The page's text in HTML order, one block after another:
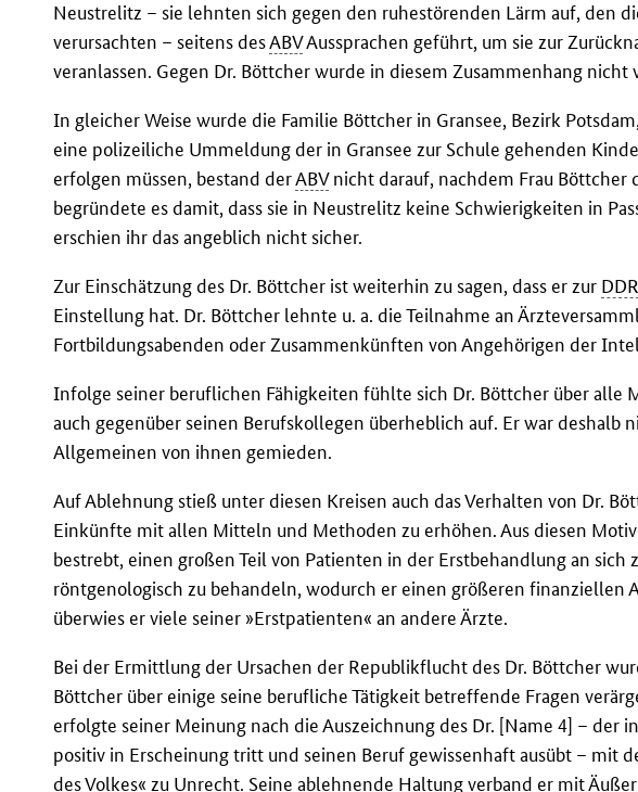
Neustrelitz – sie lehnten sich gegen den ruhestörenden Lärm auf, den
verursachten – seitens desABVAussprachen geführt, um sie zur
veranlassen. Gegen Dr. Böttcher wurde in diesem Zusammenhang nicht
In gleicher Weise wurde die Familie Böttcher in Gransee, Bezirk
eine polizeiliche Ummeldung der in Gransee zur Schule gehenden
erfolgen müssen, bestand derABVnicht darauf, nachdem Frau Böttcher
begründete es damit, dass sie in Neustrelitz keine Schwierigkeiten in
erschien ihr das angeblich nicht sicher.
Zur Einschätzung des Dr. Böttcher ist weiterhin zu sagen, dass er zur DDR
Einstellung hat. Dr. Böttcher lehnte u. a. die Teilnahme an
Fortbildungsabenden oder Zusammenkünften von Angehörigen der
Infolge seiner beruflichen Fähigkeiten fühlte sich Dr. Böttcher über alle
auch gegenüber seinen Berufskollegen überheblich auf. Er war deshalb
Allgemeinen von ihnen gemieden.
Auf Ablehnung stieß unter diesen Kreisen auch das Verhalten von Dr.
Einkünfte mit allen Mitteln und Methoden zu erhöhen. Aus diesen
bestrebt, einen großen Teil von Patienten in der Erstbehandlung an sich
röntgenologisch zu behandeln, wodurch er einen größeren finanziellen
überwies er viele seiner »Erstpatienten« an andere Ärzte.
Bei der Ermittlung der Ursachen der Republikflucht des Dr. Böttcher
Böttcher über einige seine berufliche Tätigkeit betreffende Fragen
erfolgte seiner Meinung nach die Auszeichnung des Dr. [Name 4] – der
positiv in Erscheinung tritt und seinen Beruf gewissenhaft ausübt – mit
des Volkes« zu Unrecht. Seine ablehnende Haltung verband er mit